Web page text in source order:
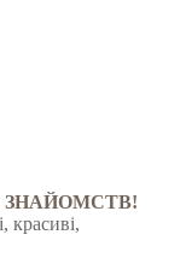
ЗНАЙОМСТВ!
красиві,